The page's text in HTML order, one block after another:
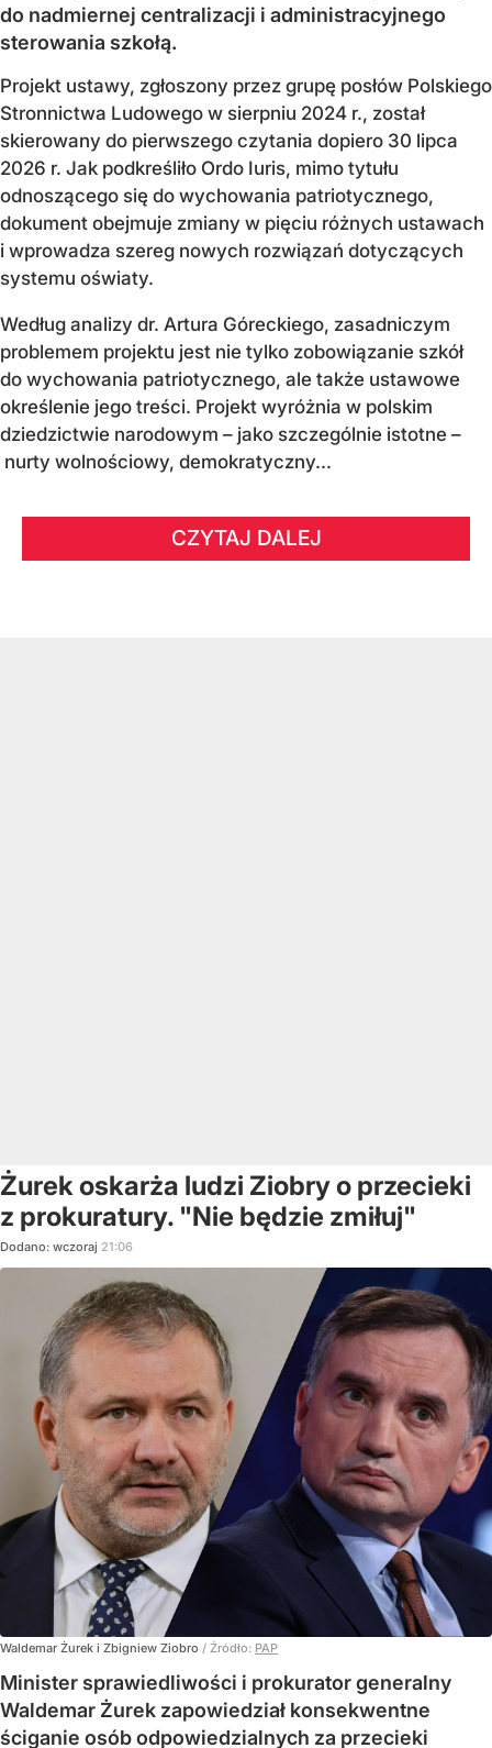
do nadmiernej centralizacji i administracyjnego
sterowania szkołą.
Projekt ustawy, zgłoszony przez grupę posłów Polskiego
Stronnictwa Ludowego w sierpniu 2024 r., został
skierowany do pierwszego czytania dopiero 30 lipca
2026 r. Jak podkreśliło Ordo Iuris, mimo tytułu
odnoszącego się do wychowania patriotycznego,
dokument obejmuje zmiany w pięciu różnych ustawach
i wprowadza szereg nowych rozwiązań dotyczących
systemu oświaty.
Według analizy dr. Artura Góreckiego, zasadniczym
problemem projektu jest nie tylko zobowiązanie szkół
do wychowania patriotycznego, ale także ustawowe
określenie jego treści. Projekt wyróżnia w polskim
dziedzictwie narodowym – jako szczególnie istotne –
nurty wolnościowy, demokratyczny...
CZYTAJ DALEJ
Żurek oskarża ludzi Ziobry o przecieki
z prokuratury. "Nie będzie zmiłuj"
Dodano: wczoraj 21:06
Waldemar Żurek i Zbigniew Ziobro / Źródło: PAP
Minister sprawiedliwości i prokurator generalny
Waldemar Żurek zapowiedział konsekwentne
ściganie osób odpowiedzialnych za przecieki